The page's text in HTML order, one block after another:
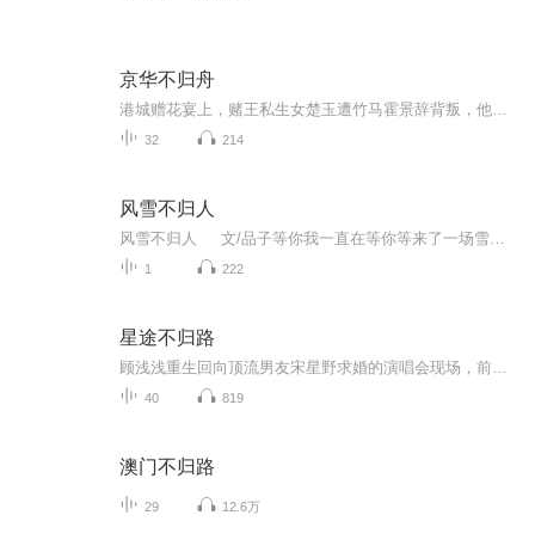
京华不归舟
32 214
风雪不归人
1 222
星途不归路
40 819
澳门不归路
29 12.6万